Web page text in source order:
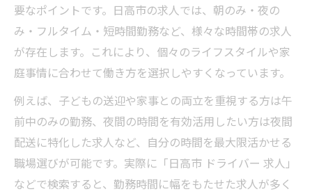
要なポイントです。日高市の求人では、朝のみ・夜の
み・フルタイム・短時間勤務など、様々な時間帯の求人
が存在します。これにより、個々のライフスタイルや家
庭事情に合わせて働き方を選択しやすくなっています。
例えば、子どもの送迎や家事との両立を重視する方は午
前中のみの勤務、夜間の時間を有効活用したい方は夜間
配送に特化した求人など、自分の時間を最大限活かせる
職場選びが可能です。実際に「日高市 ドライバー 求人」
などで検索すると、勤務時間に幅をもたせた求人が多く